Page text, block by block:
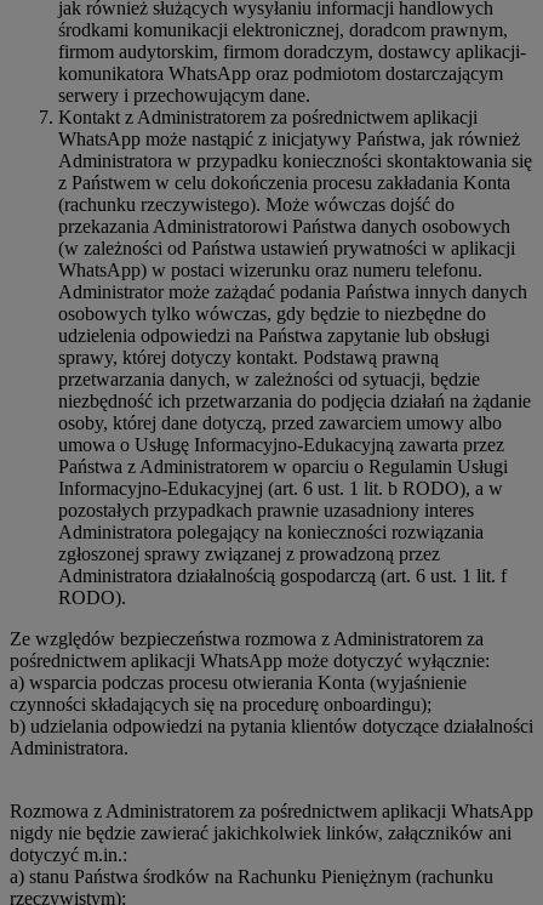
jak również służących wysyłaniu informacji handlowych
środkami komunikacji elektronicznej, doradcom prawnym,
firmom audytorskim, firmom doradczym, dostawcy aplikacji-
komunikatora WhatsApp oraz podmiotom dostarczającym
serwery i przechowującym dane.
Kontakt z Administratorem za pośrednictwem aplikacji
WhatsApp może nastąpić z inicjatywy Państwa, jak również
Administratora w przypadku konieczności skontaktowania się
z Państwem w celu dokończenia procesu zakładania Konta
(rachunku rzeczywistego). Może wówczas dojść do
przekazania Administratorowi Państwa danych osobowych
(w zależności od Państwa ustawień prywatności w aplikacji
WhatsApp) w postaci wizerunku oraz numeru telefonu.
Administrator może zażądać podania Państwa innych danych
osobowych tylko wówczas, gdy będzie to niezbędne do
udzielenia odpowiedzi na Państwa zapytanie lub obsługi
sprawy, której dotyczy kontakt. Podstawą prawną
przetwarzania danych, w zależności od sytuacji, będzie
niezbędność ich przetwarzania do podjęcia działań na żądanie
osoby, której dane dotyczą, przed zawarciem umowy albo
umowa o Usługę Informacyjno-Edukacyjną zawarta przez
Państwa z Administratorem w oparciu o Regulamin Usługi
Informacyjno-Edukacyjnej (art. 6 ust. 1 lit. b RODO), a w
pozostałych przypadkach prawnie uzasadniony interes
Administratora polegający na konieczności rozwiązania
zgłoszonej sprawy związanej z prowadzoną przez
Administratora działalnością gospodarczą (art. 6 ust. 1 lit. f
RODO).
Ze względów bezpieczeństwa rozmowa z Administratorem za
pośrednictwem aplikacji WhatsApp może dotyczyć wyłącznie:
a) wsparcia podczas procesu otwierania Konta (wyjaśnienie
czynności składających się na procedurę onboardingu);
b) udzielania odpowiedzi na pytania klientów dotyczące działalności
Administratora.
Rozmowa z Administratorem za pośrednictwem aplikacji WhatsApp
nigdy nie będzie zawierać jakichkolwiek linków, załączników ani
dotyczyć m.in.:
a) stanu Państwa środków na Rachunku Pieniężnym (rachunku
rzeczywistym);